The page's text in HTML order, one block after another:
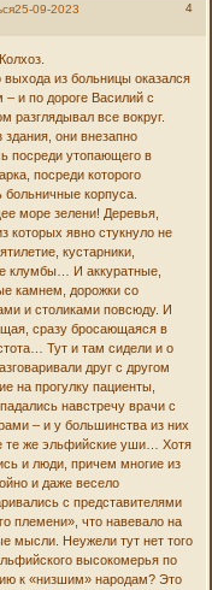
4
25-09-2023
выхода из больницы оказался
– и по дороге Василий с
разглядывал все вокруг.
здания, они внезапно
посреди утопающего в
посреди которого
больничные корпуса.
море зелени! Деревья,
которых явно стукнуло не
кустарники,
клумбы… И аккуратные,
камнем, дорожки со
и столиками повсюду. И
сразу бросающаяся в
Тут и там сидели и о
друг с другом
на прогулку пациенты,
навстречу врачи с
– и у большинства из них
те же эльфийские уши… Хотя
и люди, причем многие из
и даже весело
с представителями
племени», что навевало на
мысли. Неужели тут нет того
высокомерья по
к «низшим» народам? Это